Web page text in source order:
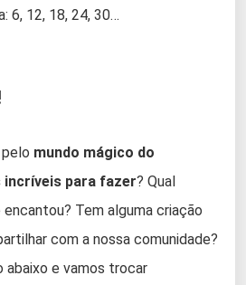
6, 12, 18, 24, 30…
mundo mágico do
incríveis para fazer? Qual
Tem alguma criação
com a nossa comunidade?
abaixo e vamos trocar